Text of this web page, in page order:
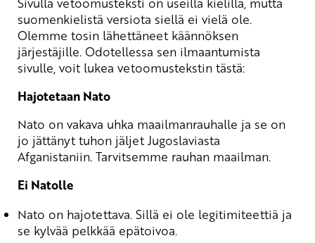
suomenkielistä versiota siellä ei vielä ole.
Olemme tosin lähettäneet käännöksen
järjestäjille. Odotellessa sen ilmaantumista
sivulle, voit lukea vetoomustekstin tästä:
Hajotetaan Nato
Nato on vakava uhka maailmanrauhalle ja se on
jo jättänyt tuhon jäljet Jugoslaviasta
Afganistaniin. Tarvitsemme rauhan maailman.
Ei Natolle
Nato on hajotettava. Sillä ei ole legitimiteettiä ja
se kylvää pelkkää epätoivoa.